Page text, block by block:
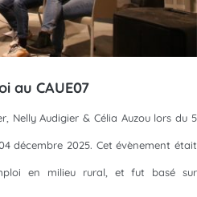
au CAUE07
Nelly Audigier & Célia Auzou lors du 5
décembre 2025. Cet évènement était
en milieu rural, et fut basé sur